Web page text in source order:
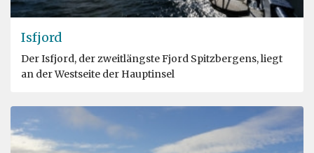
Isfjord
Der Isfjord, der zweitlängste Fjord Spitzbergens, liegt
an der Westseite der Hauptinsel